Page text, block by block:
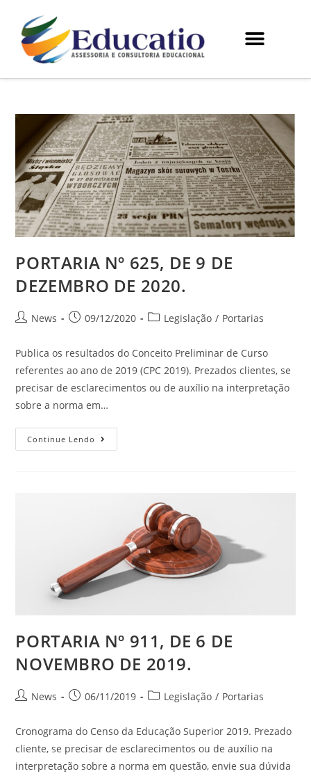
PORTARIA Nº 625, DE 9 DE
DEZEMBRO DE 2020.
News 09/12/2020 Legislação / Portarias
Publica os resultados do Conceito Preliminar de Curso
referentes ao ano de 2019 (CPC 2019). Prezados clientes, se
precisar de esclarecimentos ou de auxílio na interpretação
sobre a norma em…
Continue Lendo
PORTARIA Nº 911, DE 6 DE
NOVEMBRO DE 2019.
News 06/11/2019 Legislação / Portarias
Cronograma do Censo da Educação Superior 2019. Prezado
cliente, se precisar de esclarecimentos ou de auxílio na
interpretação sobre a norma em questão, envie sua dúvida